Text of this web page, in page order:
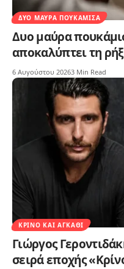
ΔΥΟ ΜΑΎΡΑ ΠΟΥΚΆΜΙΣΑ
Δυο μαύρα
αποκαλύπτει τη
6 Αυγούστου 20263 Min Read
ΚΡΊΝΟ ΚΑΙ ΑΓΚΆΘΙ
Γιώργος
σειρά εποχής